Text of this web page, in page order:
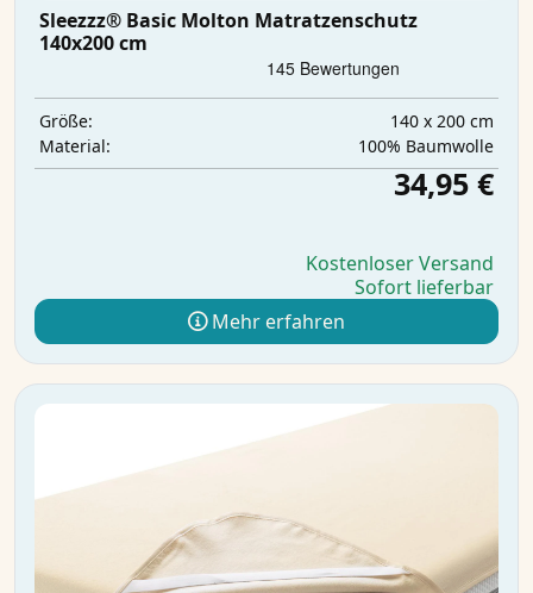
Sleezzz® Basic Molton Matratzenschutz
140x200 cm
Größe:
140 x 200 cm
Material:
100% Baumwolle
34,95 €
Kostenloser Versand
Sofort lieferbar
Mehr erfahren